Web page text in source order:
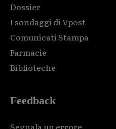
Dossier
I sondaggi di Vpost
Comunicati Stampa
Farmacie
Biblioteche
Feedback
Segnala un errore